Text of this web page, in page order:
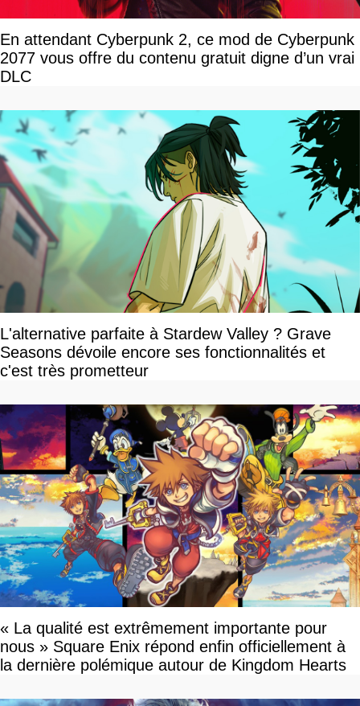
En attendant Cyberpunk 2, ce mod de Cyberpunk
2077 vous offre du contenu gratuit digne d’un vrai
DLC
L'alternative parfaite à Stardew Valley ? Grave
Seasons dévoile encore ses fonctionnalités et
c'est très prometteur
« La qualité est extrêmement importante pour
nous » Square Enix répond enfin officiellement à
la dernière polémique autour de Kingdom Hearts